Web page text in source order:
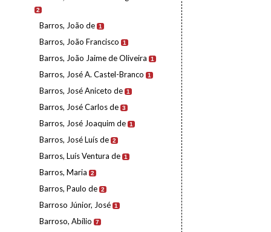
2
Barros, João de 1
Barros, João Francisco 1
Barros, João Jaime de Oliveira 1
Barros, José A. Castel-Branco 1
Barros, José Aniceto de 1
Barros, José Carlos de 3
Barros, José Joaquim de 1
Barros, José Luís de 2
Barros, Luís Ventura de 1
Barros, Maria 2
Barros, Paulo de 2
Barroso Júnior, José 1
Barroso, Abílio 7